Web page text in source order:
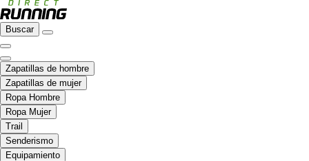
Buscar
Zapatillas de hombre
Zapatillas de mujer
Ropa Hombre
Ropa Mujer
Trail
Senderismo
Equipamiento